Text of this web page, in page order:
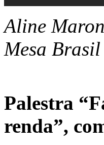
Aline
Mesa
Palestra
renda”,